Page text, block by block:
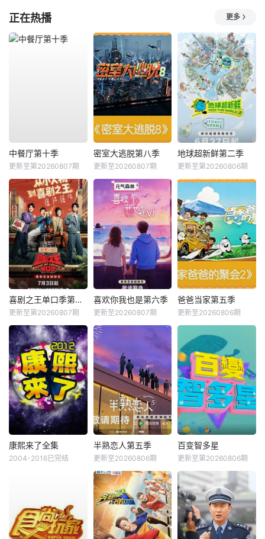
正在热播 更多
中餐厅第十季
更新至第20260807期
密室大逃脱第八季
更新至20260807期
地球超新鲜第二季
更新至第20260806期
喜剧之王单口季第三季
更新至第20260807期
喜欢你我也是第六季
更新至20260807期
爸爸当家第五季
更新至20260806期
康熙来了全集
2004-2016已完结
半熟恋人第五季
更新至20260806期
百变智多星
更新至第20260806期